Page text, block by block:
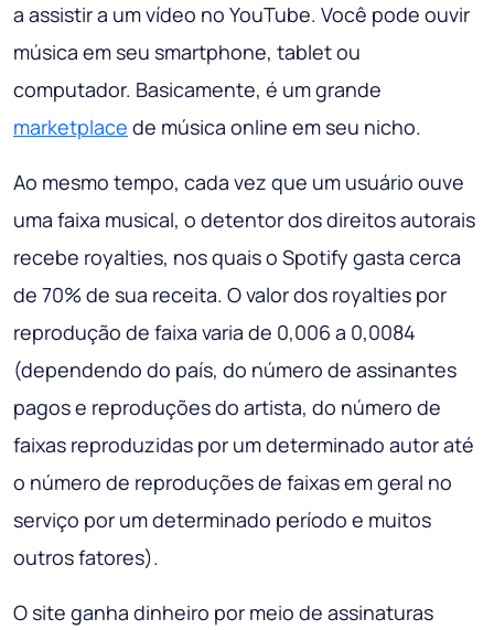
a assistir a um vídeo no YouTube. Você pode ouvir
música em seu smartphone, tablet ou
computador. Basicamente, é um grande
marketplace de música online em seu nicho.
Ao mesmo tempo, cada vez que um usuário ouve
uma faixa musical, o detentor dos direitos autorais
recebe royalties, nos quais o Spotify gasta cerca
de 70% de sua receita. O valor dos royalties por
reprodução de faixa varia de 0,006 a 0,0084
(dependendo do país, do número de assinantes
pagos e reproduções do artista, do número de
faixas reproduzidas por um determinado autor até
o número de reproduções de faixas em geral no
serviço por um determinado período e muitos
outros fatores).
O site ganha dinheiro por meio de assinaturas